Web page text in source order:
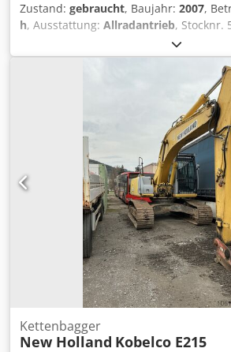
Zustand: gebraucht, Baujahr: 2007,
h, Ausstattung: Allradantrieb, Stocknr.
MH Plus Mobilbagger mit
New Holland * Typ: MH Plus * Baujahr:
geschlossene Kabine * kW/PS: 105 kW
10.00 - / Zwillingsbereift * abgelesene
7.4 Stunden * Verstellausleger * Greifer
Kamera * Rundumleuchte * maximal
Hydraulikkreis für Greifer *
Kabinendach * 270 Liter Dieseltan * 140
Hydrauliktank Hinweis auf mögliche
Trotz sorgfältiger Erstellung der
Text oder den Angaben vereinzelt
haben. Wir übernehmen keine Haftung
Änderungen oder Zwischenverkäufe.
sind ohne Gewähr. Bitte Dkedpjy
kontaktieren Sie uns, um Details zu
weitere Fragen zu klären.
Kettenbagger
New Holland Kobelco E215